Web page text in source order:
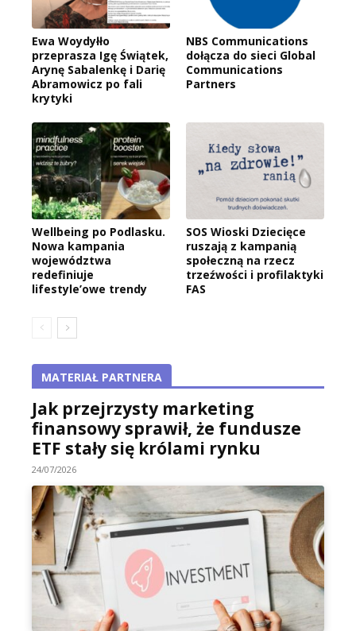
Ewa Woydyłło
przeprasza Igę Świątek,
Arynę Sabalenkę i Darię
Abramowicz po fali
krytyki
NBS Communications
dołącza do sieci Global
Communications
Partners
Wellbeing po Podlasku.
Nowa kampania
województwa
redefiniuje
lifestyle’owe trendy
SOS Wioski Dziecięce
ruszają z kampanią
społeczną na rzecz
trzeźwości i profilaktyki
FAS
MATERIAŁ PARTNERA
Jak przejrzysty marketing
finansowy sprawił, że fundusze
ETF stały się królami rynku
24/07/2026